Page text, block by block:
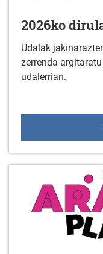
2026ko
Udalak
zerrenda
udalerrian.